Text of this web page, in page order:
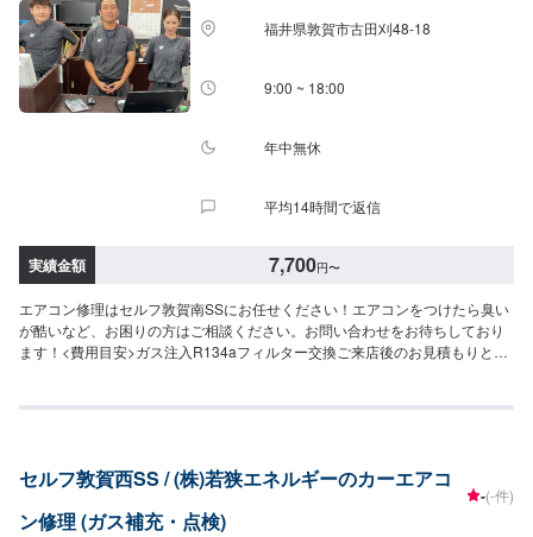
福井県敦賀市古田刈48-18
9:00 ~ 18:00
年中無休
平均14時間で返信
実績金額 7,700円〜
エアコン修理はセルフ敦賀南SSにお任せください！エアコンをつけたら臭い
が酷いなど、お困りの方はご相談ください。お問い合わせをお待ちしており
ます！<費用目安>ガス注入R134aフィルター交換ご来店後のお見積もりとな
セルフ敦賀西SS / (株)若狭エネルギーのカーエアコ
ン修理 (ガス補充・点検)
-(-件)